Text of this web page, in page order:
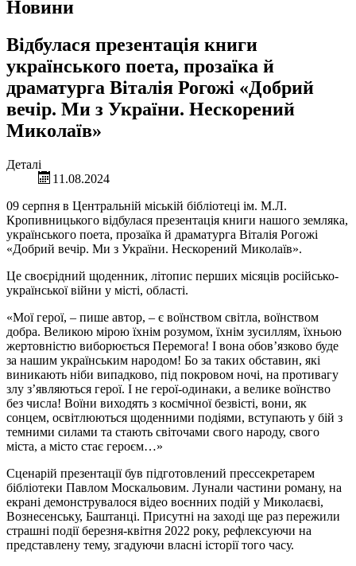
Новини
Відбулася презентація книги
українського поета, прозаїка й
драматурга Віталія Рогожі «Добрий
вечір. Ми з України. Нескорений
Миколаїв»
Деталі
11.08.2024
09 серпня в Центральній міській бібліотеці ім. М.Л.
Кропивницького відбулася презентація книги нашого земляка,
українського поета, прозаїка й драматурга Віталія Рогожі
«Добрий вечір. Ми з України. Нескорений Миколаїв».
Це своєрідний щоденник, літопис перших місяців російсько-
української війни у місті, області.
«Мої герої, – пише автор, – є воїнством світла, воїнством
добра. Великою мірою їхнім розумом, їхнім зусиллям, їхньою
жертовністю виборюється Перемога! І вона обов’язково буде
за нашим українським народом! Бо за таких обставин, які
виникають ніби випадково, під покровом ночі, на противагу
злу з’являються герої. І не герої-одинаки, а велике воїнство
без числа! Воїни виходять з космічної безвісті, вони, як
сонцем, освітлюються щоденними подіями, вступають у бій з
темними силами та стають світочами свого народу, свого
міста, а місто стає героєм…»
Сценарій презентації був підготовлений прессекретарем
бібліотеки Павлом Москальовим. Лунали частини роману, на
екрані демонструвалося відео воєнних подій у Миколаєві,
Вознесенську, Баштанці. Присутні на заході ще раз пережили
страшні події березня-квітня 2022 року, рефлексуючи на
представлену тему, згадуючи власні історії того часу.